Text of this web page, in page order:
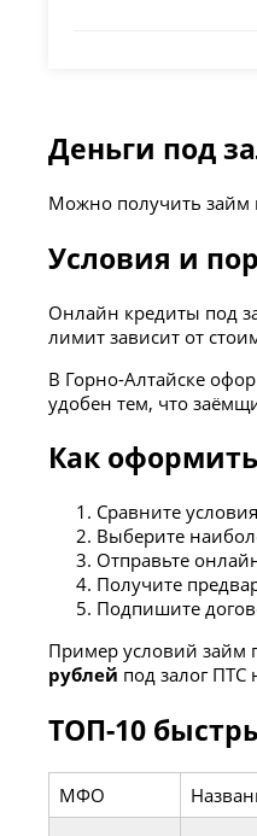
Деньги под
Можно получить займ
Условия и
Онлайн кредиты под
лимит зависит от
В Горно-Алтайске
удобен тем, что
Как
Сравните
Выберите
Отправьте
Получите
Подпишите
Пример условий займ
рублей под залог ПТС
ТОП-10
МФО